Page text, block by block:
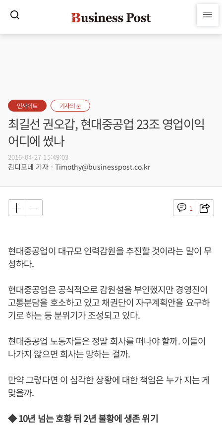
인사이트 기자의 눈
최길선 권오갑, 현대중공업 23조 영업이익
어디에 썼나
2016-04-27 15:49:03
김디모데 기자 - Timothy@businesspost.co.kr
1
현대중공업이 대규모 인력감원을 추진할 것이라는 말이 무
성하다.
현대중공업은 공식적으로 감원설을 부인했지만 경영진이
고통분담을 호소하고 있고 채권단이 자구계획안을 요구하
기로 하는 등 분위기가 조성되고 있다.
현대중공업 노동자들은 정말 회사를 떠나야 할까. 이들이
나가지 않으면 회사는 망하는 걸까.
만약 그렇다면 이 심각한 상황에 대한 책임은 누가 지는 게
맞을까.
◆ 10년 넘는 호황 뒤 2년 불황에 생존 위기